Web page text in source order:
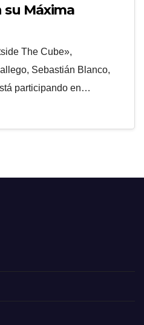
Máxima
2024
The Cube»,
Sebastián Blanco,
participando en…